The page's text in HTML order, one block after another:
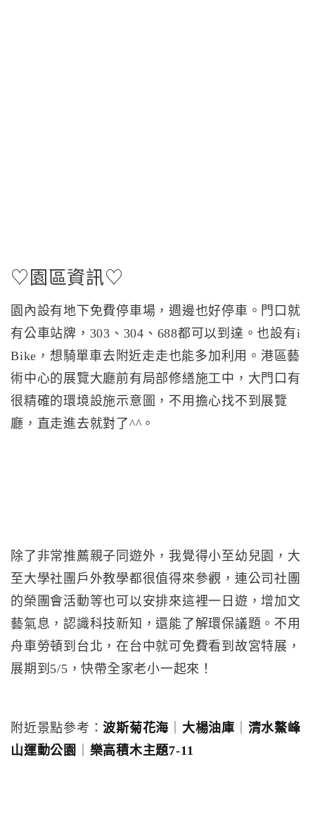
♡園區資訊♡
園內設有地下免費停車場，週邊也好停車。門口就
有公車站牌，303、304、688都可以到達。也設有i
Bike，想騎單車去附近走走也能多加利用。港區藝
術中心的展覽大廳前有局部修繕施工中，大門口有
很精確的環境設施示意圖，不用擔心找不到展覽
廳，直走進去就對了^^。
除了非常推薦親子同遊外，我覺得小至幼兒園，大
至大學社團戶外教學都很值得來參觀，連公司社團
的榮團會活動等也可以安排來這裡一日遊，增加文
藝氣息，認識科技新知，還能了解環保議題。不用
舟車勞頓到台北，在台中就可免費看到故宮特展，
展期到5/5，快帶全家老小一起來！
附近景點參考：波斯菊花海 大楊油庫
清水鰲峰
山運動公園
樂高積木主題7-11